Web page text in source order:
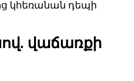
կհեռանան դեպի
վաճառքի